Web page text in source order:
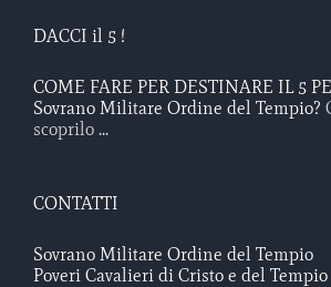
DACCI il 5 !
COME FARE PER DESTINARE IL 5
Sovrano Militare Ordine del Tempio?
scoprilo ...
CONTATTI
Sovrano Militare Ordine del Tempio
Poveri Cavalieri di Cristo e del